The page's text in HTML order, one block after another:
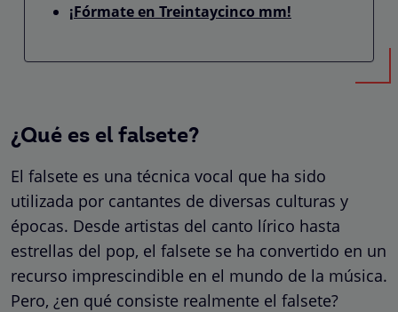
¡Fórmate en Treintaycinco mm!
¿Qué es el falsete?
El falsete es una técnica vocal que ha sido
utilizada por cantantes de diversas culturas y
épocas. Desde artistas del canto lírico hasta
estrellas del pop, el falsete se ha convertido en un
recurso imprescindible en el mundo de la música.
Pero, ¿en qué consiste realmente el falsete?